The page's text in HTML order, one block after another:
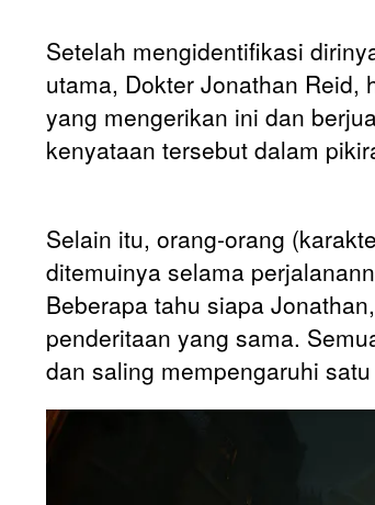
Setelah mengidentifikasi
utama, Dokter Jonathan Reid,
yang mengerikan ini dan
kenyataan tersebut dalam
Selain itu, orang-orang
ditemuinya selama
Beberapa tahu siapa
penderitaan yang sama.
dan saling mempengaruhi